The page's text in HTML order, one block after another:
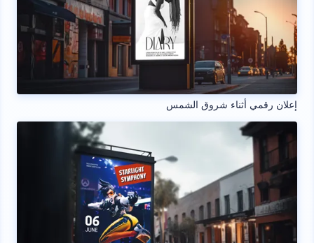
إعلان رقمي أثناء شروق الشمس